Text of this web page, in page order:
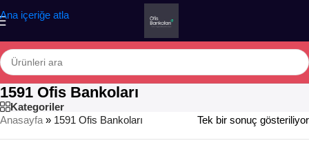
Ana içeriğe atla
1591 Ofis Bankoları
Kategoriler
Anasayfa » 1591 Ofis Bankoları Tek bir sonuç gösteriliyor